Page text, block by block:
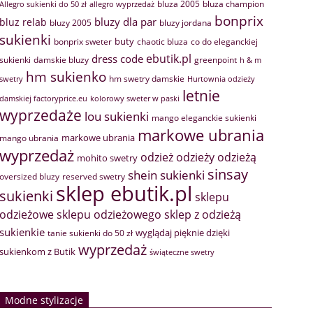
Allegro sukienki do 50 zł allegro wyprzedaż bluza 2005 bluza champion
bluz relab bluzy 2005 bluzy dla par bluzy jordana bonprix
sukienki bonprix sweter buty chaotic bluza co do eleganckiej
sukienki damskie bluzy dress code ebutik.pl greenpoint h & m
swetry hm sukienko hm swetry damskie Hurtownia odzieży
damskiej factoryprice.eu kolorowy sweter w paski letnie
wyprzedaże lou sukienki mango eleganckie sukienki
mango ubrania markowe ubrania markowe ubrania
wyprzedaż mohito swetry odzież odzieży odzieżą
oversized bluzy reserved swetry shein sukienki sinsay
sukienki sklep ebutik.pl sklepu
odzieżowesklepu odzieżowego sklep z odzieżą
sukienkie tanie sukienki do 50 zł wyglądaj pięknie dzięki
sukienkom z Butik wyprzedaż świąteczne swetry
Modne stylizacje